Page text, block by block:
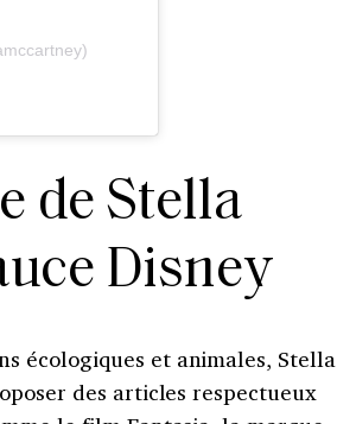
de Stella
Disney
écologiques et animales, Stella
des articles respectueux